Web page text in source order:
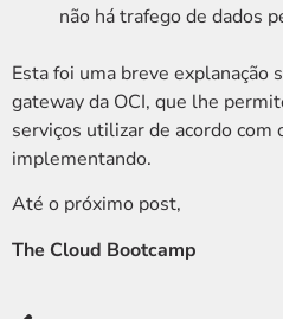
não há trafego de dados
Esta foi uma breve explanação
gateway da OCI, que lhe
serviços utilizar de acordo com
implementando.
Até o próximo post,
The Cloud Bootcamp